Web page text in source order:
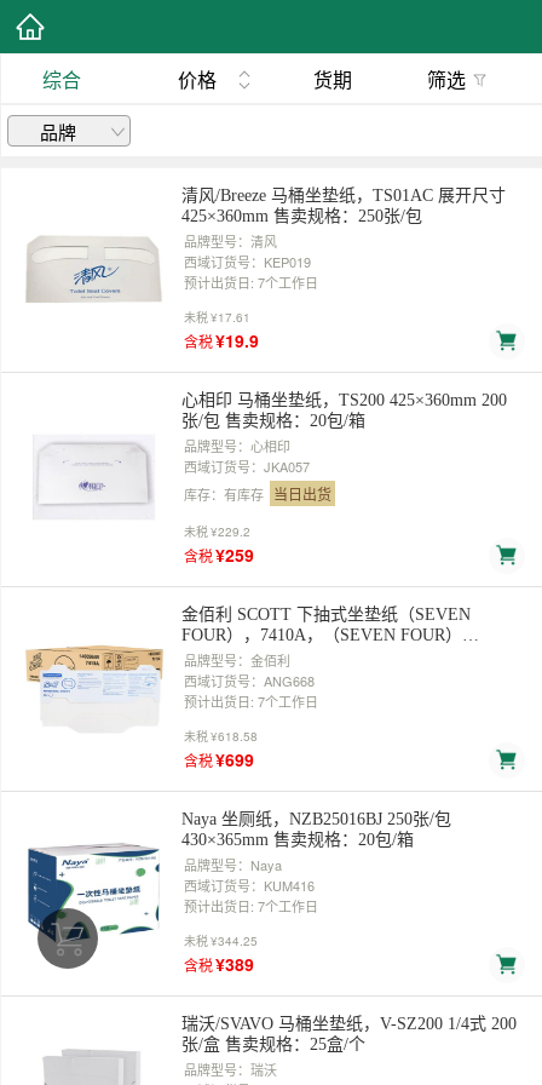
综合 价格 货期 筛选
品牌
清风/Breeze 马桶坐垫纸，TS01AC 展开尺寸
425×360mm 售卖规格：250张/包
品牌型号：清风
西域订货号：KEP019
预计出货日: 7个工作日
未税¥17.61
含税¥19.9
心相印 马桶坐垫纸，TS200 425×360mm 200
张/包 售卖规格：20包/箱
品牌型号：心相印
西域订货号：JKA057
库存：有库存 当日出货
未税¥229.2
含税¥259
金佰利 SCOTT 下抽式坐垫纸（SEVEN
FOUR），7410A，（SEVEN FOUR）
38.5×26.5×3CM 125张/包 售卖规格：24包/箱
品牌型号：金佰利
西域订货号：ANG668
预计出货日: 7个工作日
未税¥618.58
含税¥699
Naya 坐厕纸，NZB25016BJ 250张/包
430×365mm 售卖规格：20包/箱
品牌型号：Naya
西域订货号：KUM416
预计出货日: 7个工作日
未税¥344.25
含税¥389
瑞沃/SVAVO 马桶坐垫纸，V-SZ200 1/4式 200
张/盒 售卖规格：25盒/个
品牌型号：瑞沃